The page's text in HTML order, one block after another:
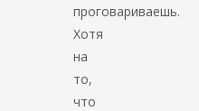
проговариваешь.
Хотя
на
то,
что